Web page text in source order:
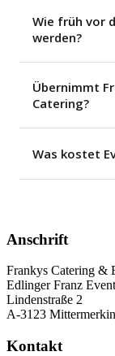
Wie früh vor
werden?
Übernimmt
Catering?
Was kostet
Anschrift
Frankys Catering &
Edlinger Franz
Lindenstraße 2
A-3123
Kontakt